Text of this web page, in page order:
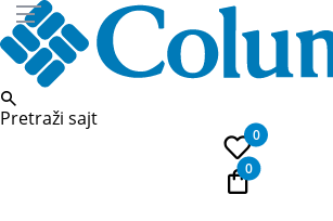
Pretraži sajt
0
0